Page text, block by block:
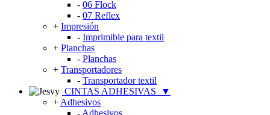
- 06 Flock
- 07 Reflex
+ Impresión
- Imprimible para textil
+ Planchas
- Planchas
+ Transportadores
- Transportador textil
CINTAS ADHESIVAS
▼
+ Adhesivos
- Adhesivos